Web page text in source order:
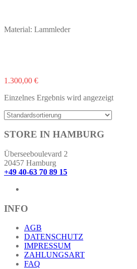
Material: Lammleder
1.300,00 €Dieses
weist
Varianten
Die
können
auf
der
Einzelnes Ergebnis wird angezeigt
STORE IN HAMBURG
Überseeboulevard 2
20457 Hamburg
+49 40-63 70 89 15
INFO
AGB
DATENSCHUTZ
IMPRESSUM
ZAHLUNGSART
FAQ